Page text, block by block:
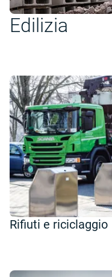
Edilizia
Rifiuti e riciclaggio